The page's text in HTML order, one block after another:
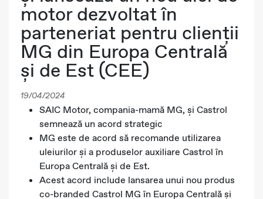
motor dezvoltat în
parteneriat pentru clienții
MG din Europa Centrală
și de Est (CEE)
19/04/2024
SAIC Motor, compania-mamă MG, și Castrol
semnează un acord strategic
MG este de acord să recomande utilizarea
uleiurilor și a produselor auxiliare Castrol în
Europa Centrală și de Est.
Acest acord include lansarea unui nou produs
co-branded Castrol MG în Europa Centrală și